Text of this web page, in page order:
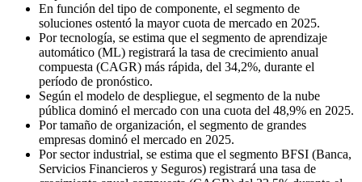
En función del tipo de componente, el segmento de
soluciones ostentó la mayor cuota de mercado en 2025.
Por tecnología, se estima que el segmento de aprendizaje
automático (ML) registrará la tasa de crecimiento anual
compuesta (CAGR) más rápida, del 34,2%, durante el
período de pronóstico.
Según el modelo de despliegue, el segmento de la nube
pública dominó el mercado con una cuota del 48,9% en 2025.
Por tamaño de organización, el segmento de grandes
empresas dominó el mercado en 2025.
Por sector industrial, se estima que el segmento BFSI (Banca,
Servicios Financieros y Seguros) registrará una tasa de